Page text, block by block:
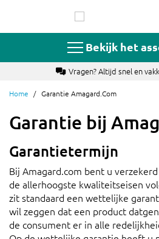
de
Bekijk het
Vragen? Altijd snel en
Home Garantie Amagard.com
Garantie bij
Garantietermijn
Bij Amagard.com bent u
de allerhoogste kwaliteitseisen
zit standaard een wettelijke
wil zeggen dat een product
de consument er in alle